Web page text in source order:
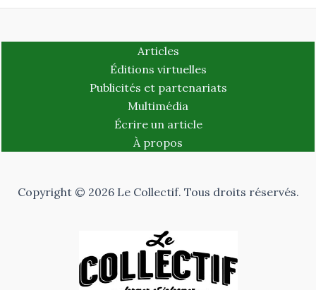
Articles
Éditions virtuelles
Publicités et partenariats
Multimédia
Écrire un article
À propos
Copyright © 2026 Le Collectif. Tous droits réservés.